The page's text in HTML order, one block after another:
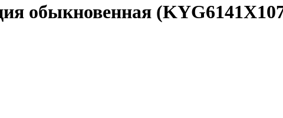
обыкновенная